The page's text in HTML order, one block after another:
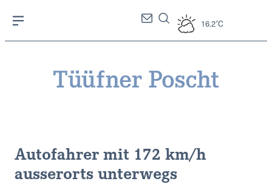
16.2°C
Autofahrer mit 172 km/h
ausserorts unterwegs